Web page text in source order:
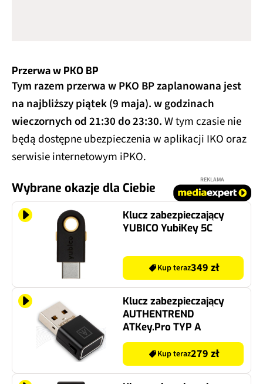
Przerwa w PKO BP
Tym razem przerwa w PKO BP zaplanowana jest
na najbliższy piątek (9 maja). w godzinach
wieczornych od 21:30 do 23:30.W tym czasie nie
będą dostępne ubezpieczenia w aplikacji IKO oraz
serwisie internetowym iPKO.
Wybrane okazje dla Ciebie
REKLAMA
Klucz zabezpieczający
YUBICO YubiKey 5C
Kup teraz349 zł
Klucz zabezpieczający
AUTHENTREND
ATKey.Pro TYP A
Kup teraz279 zł